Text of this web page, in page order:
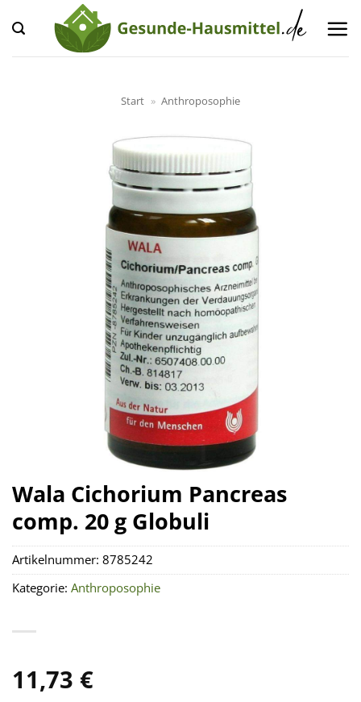
Inhalt
springen
Start » Anthroposophie
Wala Cichorium Pancreas
comp. 20 g Globuli
11,73 €
Artikelnummer: 8785242
Kategorie: Anthroposophie